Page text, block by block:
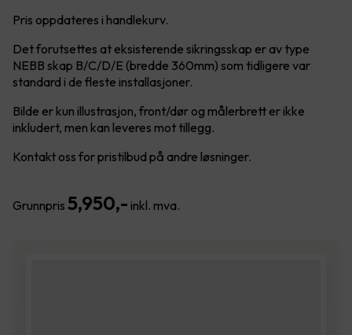
Pris oppdateres i handlekurv.
Det forutsettes at eksisterende sikringsskap er av type
NEBB skap B/C/D/E (bredde 360mm) som tidligere var
standard i de fleste installasjoner.
Bilde er kun illustrasjon, front/dør og målerbrett er ikke
inkludert, men kan leveres mot tillegg.
Kontakt oss for pristilbud på andre løsninger.
Grunnpris 5,950,- inkl. mva.